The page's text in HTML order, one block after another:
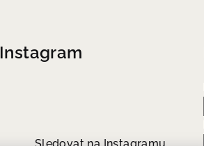
Instagram